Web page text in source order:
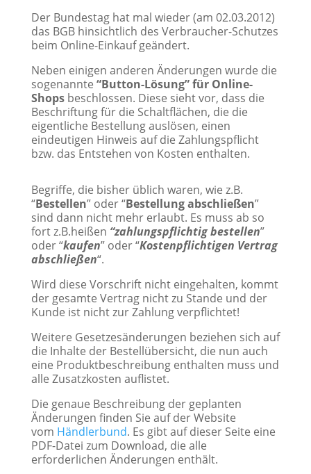
Der Bundestag hat mal wieder (am 02.03.2012)
das BGB hinsichtlich des Verbraucher-Schutzes
beim Online-Einkauf geändert.
Neben einigen anderen Änderungen wurde die
sogenannte “Button-Lösung” für Online-
Shopsbeschlossen. Diese sieht vor, dass die
Beschriftung für die Schaltflächen, die die
eigentliche Bestellung auslösen, einen
eindeutigen Hinweis auf die Zahlungspflicht
bzw. das Entstehen von Kosten enthalten.
Begriffe, die bisher üblich waren, wie z.B.
“Bestellen” oder “Bestellung abschließen”
sind dann nicht mehr erlaubt. Es muss ab so
fort z.B.heißen “zahlungspflichtig bestellen”
oder “kaufen” oder “Kostenpflichtigen Vertrag
abschließen“.
Wird diese Vorschrift nicht eingehalten, kommt
der gesamte Vertrag nicht zu Stande und der
Kunde ist nicht zur Zahlung verpflichtet!
Weitere Gesetzesänderungen beziehen sich auf
die Inhalte der Bestellübersicht, die nun auch
eine Produktbeschreibung enthalten muss und
alle Zusatzkosten auflistet.
Die genaue Beschreibung der geplanten
Änderungen finden Sie auf der Website
vom Händlerbund. Es gibt auf dieser Seite eine
PDF-Datei zum Download, die alle
erforderlichen Änderungen enthält.